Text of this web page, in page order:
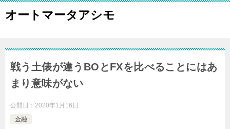
オートマータアシモ
戦う土俵が違うBOとFXを比べることにはあ
まり意味がない
公開日： 2020年1月16日
金融